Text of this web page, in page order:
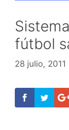
fútbol
28 julio, 2011